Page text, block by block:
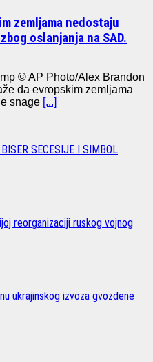
zemljama nedostaju
oslanjanja na SAD.
© AP Photo/Alex Brandon
da evropskim zemljama
snage [...]
SECESIJE I SIMBOL
reorganizaciji ruskog vojnog
ukrajinskog izvoza gvozdene